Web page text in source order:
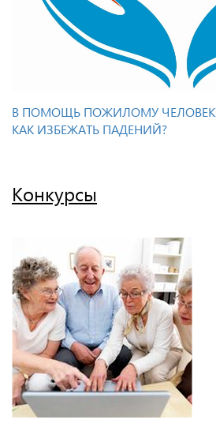
В ПОМОЩЬ ПОЖИЛОМУ
КАК ИЗБЕЖАТЬ ПАДЕНИЙ?
Конкурсы